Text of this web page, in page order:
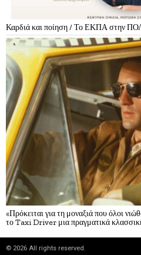
Καρδιά και ποίηση / Το ΕΚΠΑ στην
«Πρόκειται για τη μοναξιά που όλοι
το Taxi Driver μια πραγματικά
© 2026 All rights reserved.